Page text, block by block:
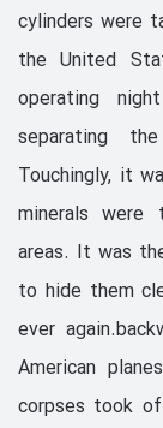
cylinders were
the United
operating
separating
Touchingly, it
minerals
areas. It was
to hide them
ever
American
corpses took